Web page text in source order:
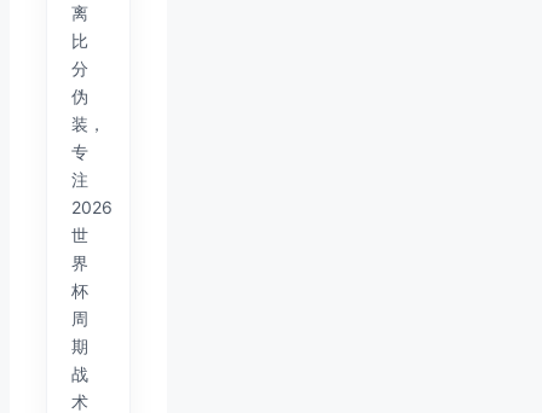
离
比
分
伪
装，
专
注
2026
世
界
杯
周
期
战
术